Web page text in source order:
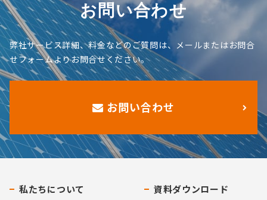
お問い合わせ
弊社サービス詳細、料金などのご質問は、メールまたはお問合
せフォームよりお問合せください。
お問い合わせ
私たちについて 資料ダウンロード